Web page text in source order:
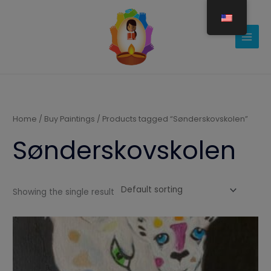
Home / Buy Paintings / Products tagged “Sønderskovskolen”
Sønderskovskolen
Showing the single result